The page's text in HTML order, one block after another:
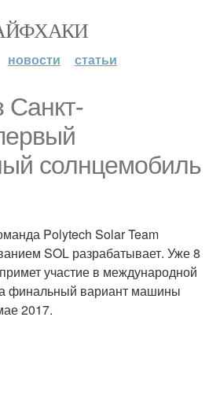
новости статьи
Санкт-
солнцемобиль
Polytech Solar Team
SOL разрабатывает. Уже 8
участие в международной
финальный вариант машины
2017.